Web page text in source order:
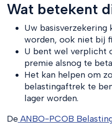
Wat betekent
Uw basisverzekering
worden, ook niet bij
U bent wel verplicht
premie alsnog te
Het kan helpen om
belastingaftrek te
lager worden.
DeANBO-PCOB